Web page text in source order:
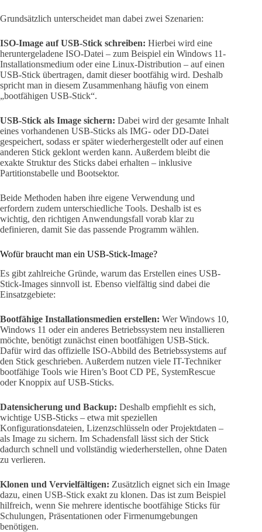
Grundsätzlich unterscheidet man dabei zwei Szenarien:
ISO-Image auf USB-Stick schreiben: Hierbei wird eine
heruntergeladene ISO-Datei – zum Beispiel ein Windows 11-
Installationsmedium oder eine Linux-Distribution – auf einen
USB-Stick übertragen, damit dieser bootfähig wird. Deshalb
spricht man in diesem Zusammenhang häufig von einem
„bootfähigen USB-Stick“.
USB-Stick als Image sichern: Dabei wird der gesamte Inhalt
eines vorhandenen USB-Sticks als IMG- oder DD-Datei
gespeichert, sodass er später wiederhergestellt oder auf einen
anderen Stick geklont werden kann. Außerdem bleibt die
exakte Struktur des Sticks dabei erhalten – inklusive
Partitionstabelle und Bootsektor.
Beide Methoden haben ihre eigene Verwendung und
erfordern zudem unterschiedliche Tools. Deshalb ist es
wichtig, den richtigen Anwendungsfall vorab klar zu
definieren, damit Sie das passende Programm wählen.
Wofür braucht man ein USB-Stick-Image?
Es gibt zahlreiche Gründe, warum das Erstellen eines USB-
Stick-Images sinnvoll ist. Ebenso vielfältig sind dabei die
Einsatzgebiete:
Bootfähige Installationsmedien erstellen: Wer Windows 10,
Windows 11 oder ein anderes Betriebssystem neu installieren
möchte, benötigt zunächst einen bootfähigen USB-Stick.
Dafür wird das offizielle ISO-Abbild des Betriebssystems auf
den Stick geschrieben. Außerdem nutzen viele IT-Techniker
bootfähige Tools wie Hiren’s Boot CD PE, SystemRescue
oder Knoppix auf USB-Sticks.
Datensicherung und Backup: Deshalb empfiehlt es sich,
wichtige USB-Sticks – etwa mit speziellen
Konfigurationsdateien, Lizenzschlüsseln oder Projektdaten –
als Image zu sichern. Im Schadensfall lässt sich der Stick
dadurch schnell und vollständig wiederherstellen, ohne Daten
zu verlieren.
Klonen und Vervielfältigen: Zusätzlich eignet sich ein Image
dazu, einen USB-Stick exakt zu klonen. Das ist zum Beispiel
hilfreich, wenn Sie mehrere identische bootfähige Sticks für
Schulungen, Präsentationen oder Firmenumgebungen
benötigen.